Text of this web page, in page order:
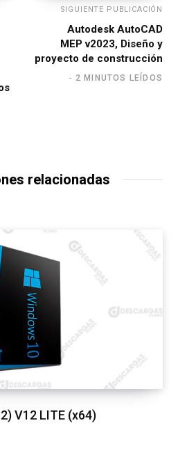
SIGUIENTE PUBLICACIÓN
Autodesk AutoCAD
MEP v2023, Diseño y
proyecto de construcción
2 MINUTOS LEÍDOS
relacionadas
V12 LITE (x64)